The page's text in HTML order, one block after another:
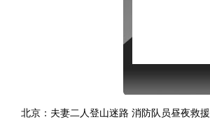
北京：夫妻二人登山迷路 消防队员昼夜救援